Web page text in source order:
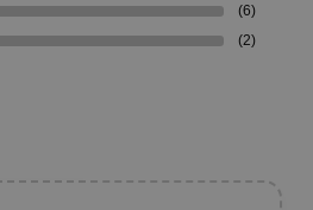
(6)
(2)